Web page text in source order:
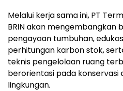
Melalui kerja sama ini, PT
BRIN akan mengembangkan
pengayaan tumbuhan,
perhitungan karbon stok,
teknis pengelolaan ruang
berorientasi pada konservasi
lingkungan.